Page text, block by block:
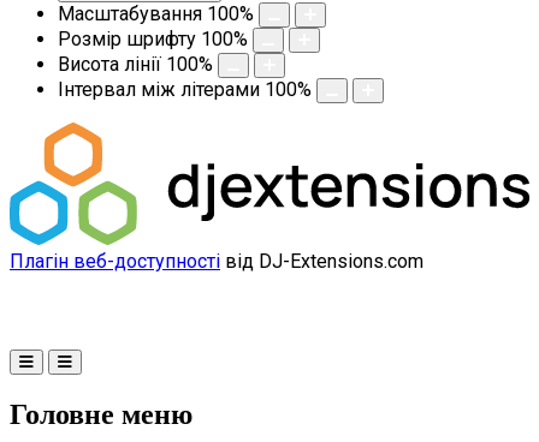
Масштабування 100%
Розмір шрифту 100%
Висота лінії 100%
Інтервал між літерами 100%
Плагін веб-доступності від DJ-Extensions.com
Головне меню